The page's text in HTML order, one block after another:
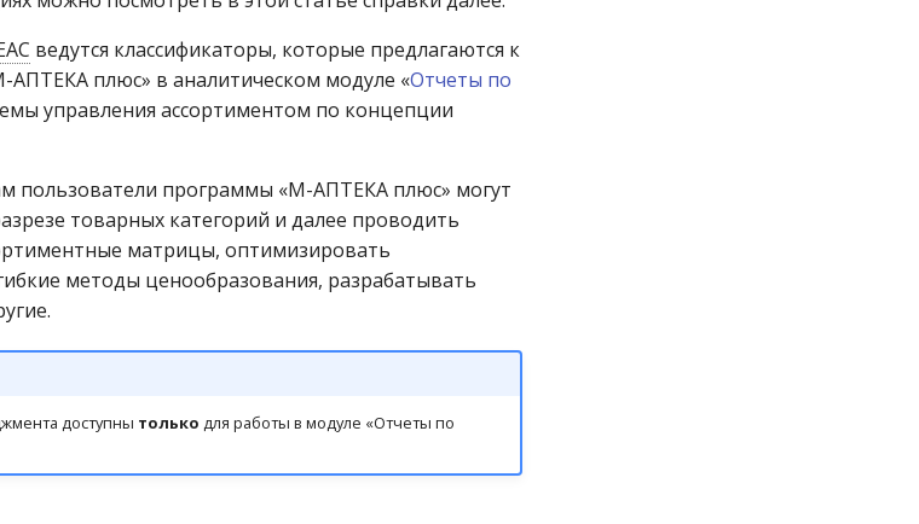
ведутся классификаторы, которые предлагаются к
плюс» в аналитическом модуле «Отчеты по
управления ассортиментом по концепции
пользователи программы «М-АПТЕКА плюс» могут
товарных категорий и далее проводить
матрицы, оптимизировать
методы ценообразования, разрабатывать
доступны только для работы в модуле «Отчеты по